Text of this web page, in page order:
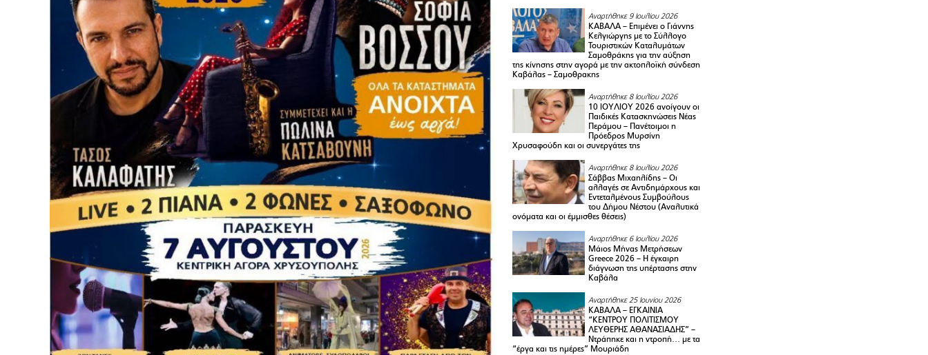
Αναρτήθηκε 9 Ιουλίου 2026
ΚΑΒΑΛΑ – Επιμένει ο Γιάννης
Κελγιώργης με το Σύλλογο
Τουριστικών Καταλυμάτων
Σαμοθράκης για την αύξηση
της κίνησης στην αγορά με την ακτοπλοϊκή σύνδεση
Καβάλας – Σαμοθρακης
Αναρτήθηκε 8 Ιουλίου 2026
10 ΙΟΥΛΙΟΥ 2026 ανοίγουν οι
Παιδικές Κατασκηνώσεις Νέας
Περάμου – Πανέτοιμοι η
Πρόεδρος Μυρσίνη
Χρυσαφούδη και οι συνεργάτες της
Αναρτήθηκε 8 Ιουλίου 2026
Σάββας Μιχαηλίδης – Οι
αλλαγές σε Αντιδημάρχους και
Εντεταλμένους Συμβούλους
του Δήμου Νέστου (Αναλυτικά
ονόματα και οι έμμισθες θέσεις)
Αναρτήθηκε 6 Ιουλίου 2026
Μάιος Μήνας Μετρήσεων
Greece 2026 – H έγκαιρη
διάγνωση της υπέρτασης στην
Καβάλα
Αναρτήθηκε 25 Ιουνίου 2026
ΚΑΒΑΛΑ – ΕΓΚΑΙΝΙΑ
“ΚΕΝΤΡΟΥ ΠΟΛΙΤΙΣΜΟΥ
ΛΕΥΘΕΡΗΣ ΑΘΑΝΑΣΙΑΔΗΣ” –
Ντράπηκε και η ντροπή… με τα
“έργα και τις ημέρες” Μουριάδη